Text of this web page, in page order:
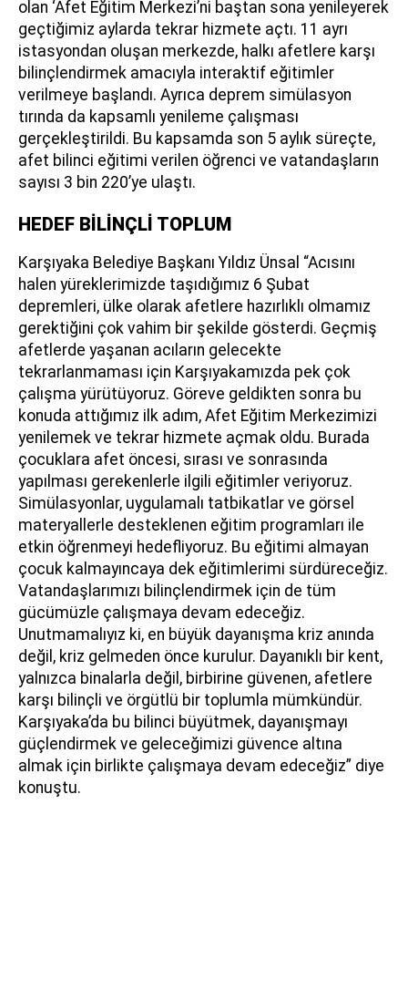
olan ‘Afet Eğitim Merkezi’ni baştan sona yenileyerek
geçtiğimiz aylarda tekrar hizmete açtı. 11 ayrı
istasyondan oluşan merkezde, halkı afetlere karşı
bilinçlendirmek amacıyla interaktif eğitimler
verilmeye başlandı. Ayrıca deprem simülasyon
tırında da kapsamlı yenileme çalışması
gerçekleştirildi. Bu kapsamda son 5 aylık süreçte,
afet bilinci eğitimi verilen öğrenci ve vatandaşların
sayısı 3 bin 220’ye ulaştı.
HEDEF BİLİNÇLİ TOPLUM
Karşıyaka Belediye Başkanı Yıldız Ünsal “Acısını
halen yüreklerimizde taşıdığımız 6 Şubat
depremleri, ülke olarak afetlere hazırlıklı olmamız
gerektiğini çok vahim bir şekilde gösterdi. Geçmiş
afetlerde yaşanan acıların gelecekte
tekrarlanmaması için Karşıyakamızda pek çok
çalışma yürütüyoruz. Göreve geldikten sonra bu
konuda attığımız ilk adım, Afet Eğitim Merkezimizi
yenilemek ve tekrar hizmete açmak oldu. Burada
çocuklara afet öncesi, sırası ve sonrasında
yapılması gerekenlerle ilgili eğitimler veriyoruz.
Simülasyonlar, uygulamalı tatbikatlar ve görsel
materyallerle desteklenen eğitim programları ile
etkin öğrenmeyi hedefliyoruz. Bu eğitimi almayan
çocuk kalmayıncaya dek eğitimlerimi sürdüreceğiz.
Vatandaşlarımızı bilinçlendirmek için de tüm
gücümüzle çalışmaya devam edeceğiz.
Unutmamalıyız ki, en büyük dayanışma kriz anında
değil, kriz gelmeden önce kurulur. Dayanıklı bir kent,
yalnızca binalarla değil, birbirine güvenen, afetlere
karşı bilinçli ve örgütlü bir toplumla mümkündür.
Karşıyaka’da bu bilinci büyütmek, dayanışmayı
güçlendirmek ve geleceğimizi güvence altına
almak için birlikte çalışmaya devam edeceğiz” diye
konuştu.